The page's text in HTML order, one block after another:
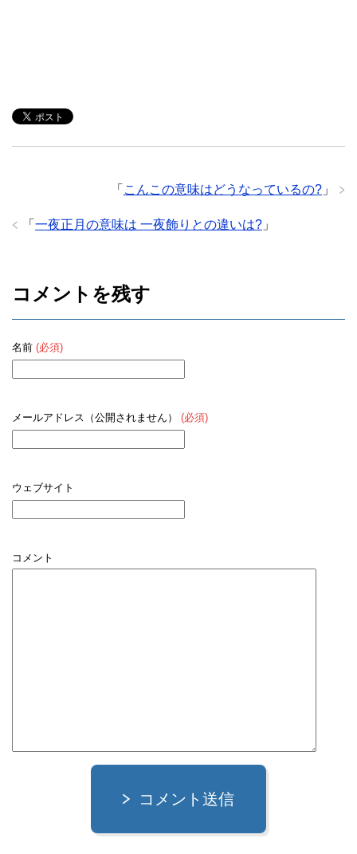
「 こんこの意味はどうなっているの? 」
「 一夜正月の意味は 一夜飾りとの違いは? 」
コメントを残す
名前 (必須)
メールアドレス（公開されません） (必須)
ウェブサイト
コメント
コメント送信